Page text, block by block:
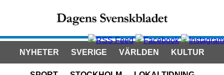
NYHETER SVERIGE VÄRLDEN KULTUR